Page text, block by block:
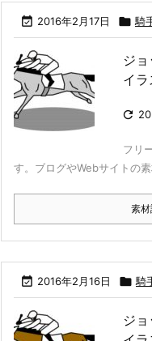
 2016年2月17日  騎
ジ
イラ

フリ
す。ブログやWebサイトの
素
 2016年2月16日  騎
ジ